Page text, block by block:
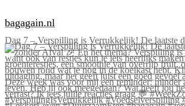
bagagain.nl
Dag 7 – Verspilling is Verrukkelijk! De laatste d